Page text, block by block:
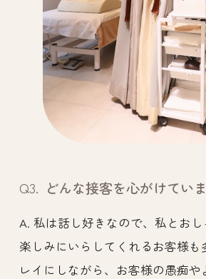
Q3. どんな接客を心がけてい
A. 私は話し好きなので、私とお
楽しみにいらしてくれるお客様も
レイにしながら、お客様の愚痴